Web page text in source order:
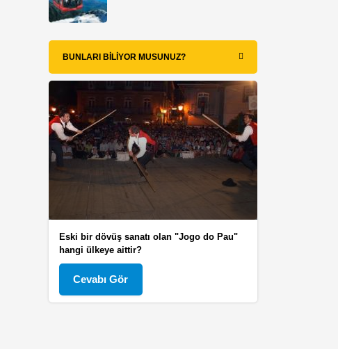
BUNLARI BILIYOR MUSUNUZ?
Eski bir dövüş sanatı olan "Jogo do Pau"
hangi ülkeye aittir?
Cevabı Gör